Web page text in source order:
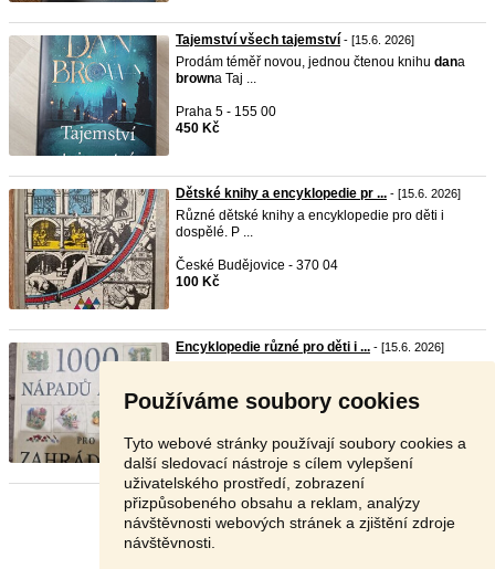
Používáme soubory cookies
Tyto webové stránky používají soubory cookies a
další sledovací nástroje s cílem vylepšení
uživatelského prostředí, zobrazení
přizpůsobeného obsahu a reklam, analýzy
návštěvnosti webových stránek a zjištění zdroje
návštěvnosti.
Tajemství všech tajemství - [15.6. 2026]
Prodám téměř novou, jednou čtenou knihu dana
browna Taj ...
Praha 5 - 155 00
450 Kč
Dětské knihy a encyklopedie pr ... - [15.6. 2026]
Různé dětské knihy a encyklopedie pro děti i
dospělé. P ...
České Budějovice - 370 04
100 Kč
Encyklopedie různé pro děti i ... - [15.6. 2026]
150 Kč
Stránka: 1 2 Další